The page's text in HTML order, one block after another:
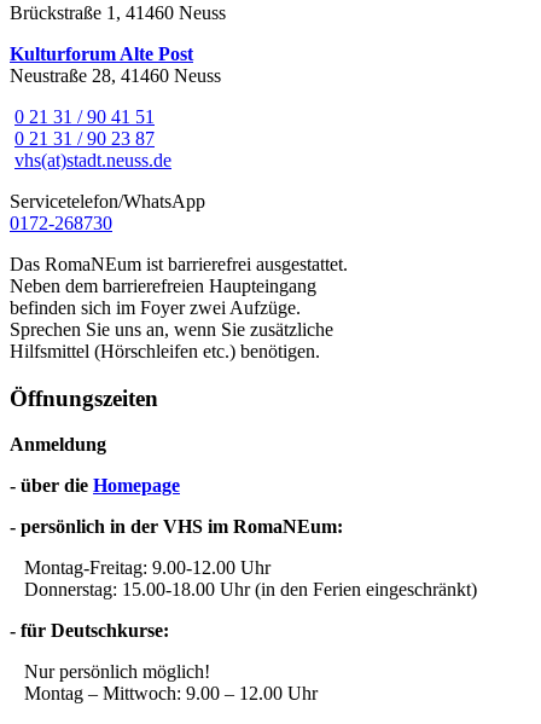
Brückstraße 1, 41460 Neuss
Kulturforum Alte Post
Neustraße 28, 41460 Neuss
0 21 31 / 90 41 51
0 21 31 / 90 23 87
vhs(at)stadt.neuss.de
Servicetelefon/WhatsApp
0172-268730
Das RomaNEum ist barrierefrei ausgestattet.
Neben dem barrierefreien Haupteingang
befinden sich im Foyer zwei Aufzüge.
Sprechen Sie uns an, wenn Sie zusätzliche
Hilfsmittel (Hörschleifen etc.) benötigen.
Öffnungszeiten
Anmeldung
- über die Homepage
- persönlich in der VHS im RomaNEum:
Montag-Freitag: 9.00-12.00 Uhr
Donnerstag: 15.00-18.00 Uhr (in den Ferien eingeschränkt)
- für Deutschkurse:
Nur persönlich möglich!
Montag – Mittwoch: 9.00 – 12.00 Uhr